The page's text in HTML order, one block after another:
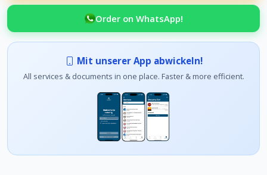
Order on WhatsApp!
Mit unserer App abwickeln!
All services & documents in one place. Faster & more efficient.